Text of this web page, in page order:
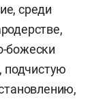
среди
божески
подчистую